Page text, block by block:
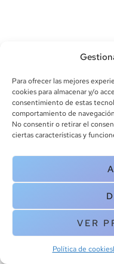
Para ofrecer las mejores
cookies para almacenar y/o
consentimiento de estas
comportamiento de
No consentir o retirar el
ciertas características y
VER
Política de cookies
Copyright © 2025 Canoa
cookies